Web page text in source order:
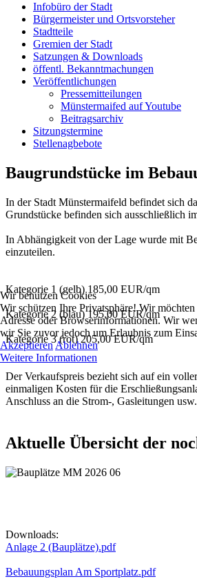
Infobüro der Stadt
Bürgermeister und Ortsvorsteher
Stadtteile
Gremien der Stadt
Satzungen & Downloads
öffentl. Bekanntmachungen
Veröffentlichungen
Pressemitteilungen
Münstermaifed auf Youtube
Beitragsarchiv
Sitzungstermine
Stellenagbebote
Baugrundstücke im
In der Stadt Münstermaifeld befindet sich
Grundstücke befinden sich ausschließlich
In Abhängigkeit von der Lage wurde mit
einzuteilen.
Kategorie 1 (gelb) 185,00 EUR/qm
Kategorie 2 (blau) 195,00 EUR/qm
Kategorie 3 (rot) 205,00 EUR/qm
Der Verkaufspreis bezieht sich auf ein
einmaligen Kosten für die
Anschluss an die Strom-, Gasleitungen
Aktuelle Übersicht der
Downloads:
Anlage 2 (Bauplätze).pdf
Bebauungsplan Am Sportplatz.pdf
Wir benutzen Cookies
Wir schützen Ihre Privatsphäre! Wir
Adresse oder Browserinformationen. Wir
wir Sie zuvor jedoch um Erlaubnis zum
AkzeptierenAblehnen
Weitere Informationen